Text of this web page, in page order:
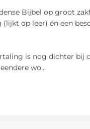
Bijbel op groot
op leer) én een
is nog dichter bij
wo...